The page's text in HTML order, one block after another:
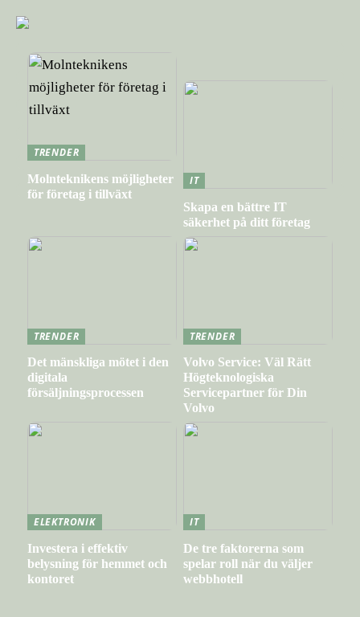
TRENDER
Molnteknikens möjligheter
för företag i tillväxt
IT
Skapa en bättre IT
säkerhet på ditt företag
TRENDER
Det mänskliga mötet i den
digitala
försäljningsprocessen
TRENDER
Volvo Service: Väl Rätt
Högteknologiska
Servicepartner för Din
Volvo
ELEKTRONIK
Investera i effektiv
belysning för hemmet och
kontoret
IT
De tre faktorerna som
spelar roll när du väljer
webbhotell